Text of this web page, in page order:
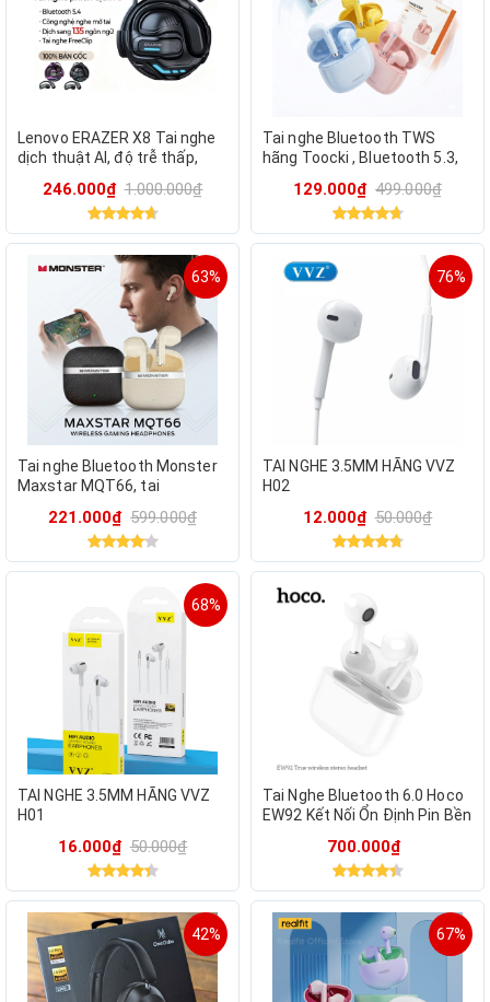
Lenovo ERAZER X8 Tai nghe
dịch thuật AI, độ trễ thấp,
246.000₫ 1.000.000₫
Tai nghe Bluetooth TWS
hãng Toocki , Bluetooth 5.3,
129.000₫ 499.000₫
63%
Tai nghe Bluetooth Monster
Maxstar MQT66, tai
221.000₫ 599.000₫
76%
TAI NGHE 3.5MM HÃNG VVZ
H02
12.000₫ 50.000₫
68%
TAI NGHE 3.5MM HÃNG VVZ
H01
16.000₫ 50.000₫
Tai Nghe Bluetooth 6.0 Hoco
EW92 Kết Nối Ổn Định Pin Bền
700.000₫
42% 67%